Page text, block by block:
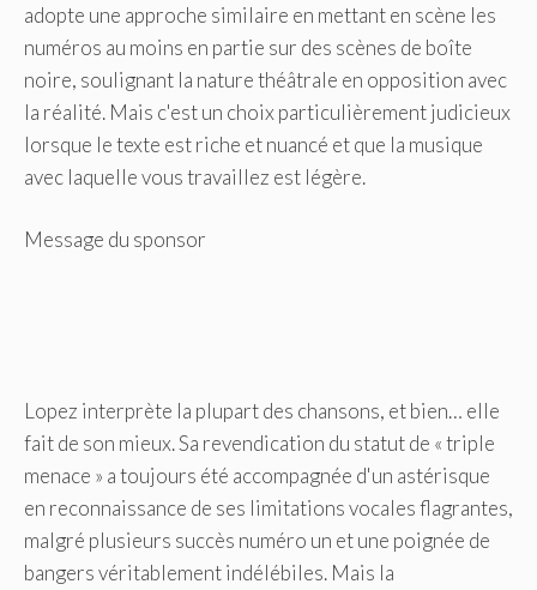
adopte une approche similaire en mettant en scène les
numéros au moins en partie sur des scènes de boîte
noire, soulignant la nature théâtrale en opposition avec
la réalité. Mais c'est un choix particulièrement judicieux
lorsque le texte est riche et nuancé et que la musique
avec laquelle vous travaillez est légère.
Message du sponsor
Lopez interprète la plupart des chansons, et bien… elle
fait de son mieux. Sa revendication du statut de « triple
menace » a toujours été accompagnée d'un astérisque
en reconnaissance de ses limitations vocales flagrantes,
malgré plusieurs succès numéro un et une poignée de
bangers véritablement indélébiles. Mais la